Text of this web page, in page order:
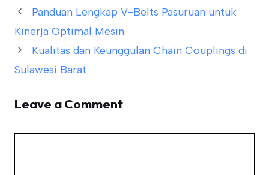
Panduan Lengkap V-Belts Pasuruan untuk
Kinerja Optimal Mesin
Kualitas dan Keunggulan Chain Couplings di
Sulawesi Barat
Leave a Comment